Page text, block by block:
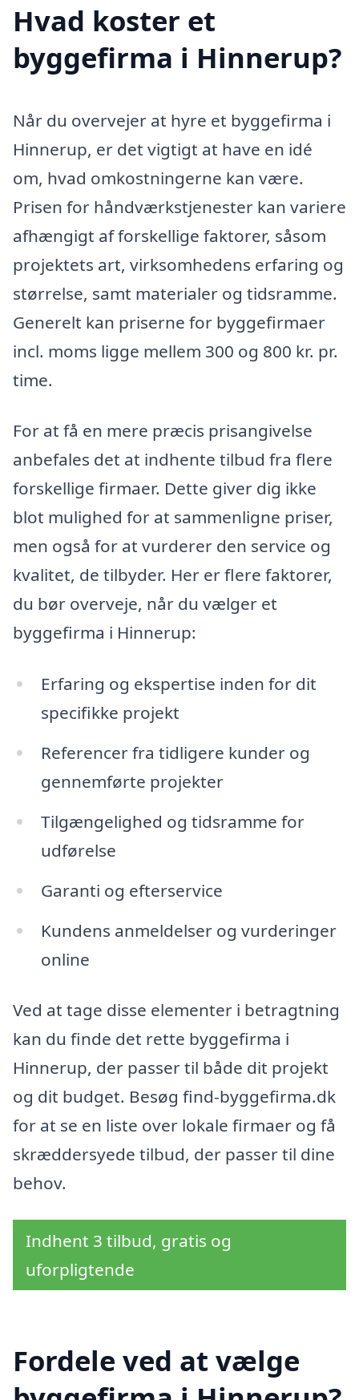
Hvad koster et
byggefirma i Hinnerup?
Når du overvejer at hyre et byggefirma i
Hinnerup, er det vigtigt at have en idé
om, hvad omkostningerne kan være.
Prisen for håndværkstjenester kan variere
afhængigt af forskellige faktorer, såsom
projektets art, virksomhedens erfaring og
størrelse, samt materialer og tidsramme.
Generelt kan priserne for byggefirmaer
incl. moms ligge mellem 300 og 800 kr. pr.
time.
For at få en mere præcis prisangivelse
anbefales det at indhente tilbud fra flere
forskellige firmaer. Dette giver dig ikke
blot mulighed for at sammenligne priser,
men også for at vurderer den service og
kvalitet, de tilbyder. Her er flere faktorer,
du bør overveje, når du vælger et
byggefirma i Hinnerup:
Erfaring og ekspertise inden for dit
specifikke projekt
Referencer fra tidligere kunder og
gennemførte projekter
Tilgængelighed og tidsramme for
udførelse
Garanti og efterservice
Kundens anmeldelser og vurderinger
online
Ved at tage disse elementer i betragtning
kan du finde det rette byggefirma i
Hinnerup, der passer til både dit projekt
og dit budget. Besøg find-byggefirma.dk
for at se en liste over lokale firmaer og få
skræddersyede tilbud, der passer til dine
behov.
Indhent 3 tilbud, gratis og
uforpligtende
Fordele ved at vælge